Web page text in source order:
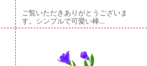
ご覧いただきありがとうございま
す。シンプルで可愛い棒...